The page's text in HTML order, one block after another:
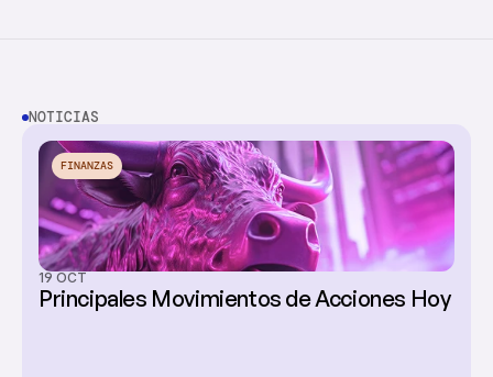
NOTICIAS
FINANZAS
19 OCT
Principales Movimientos de Acciones Hoy